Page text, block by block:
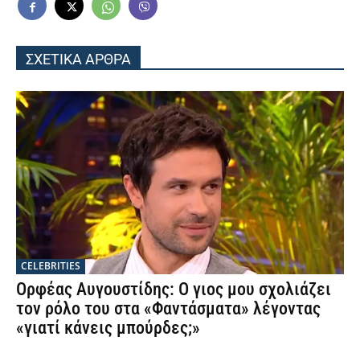
ΣΧΕΤΙΚΑ ΑΡΘΡΑ
CELEBRITIES
Ορφέας Αυγουστίδης: Ο γιος μου σχολιάζει
τον ρόλο του στα «Φαντάσματα» λέγοντας
«γιατί κάνεις μπούρδες;»